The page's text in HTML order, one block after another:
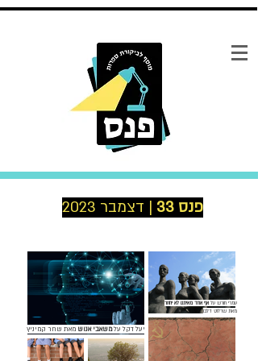
פנס 33 | דצמבר 2023
יעל דקל עלמשאבי אנוש מאת שחר קמיניץ
עמרי חורש על אף אחד מאיתנו לא יחזור
מאת שרלוט דלבו